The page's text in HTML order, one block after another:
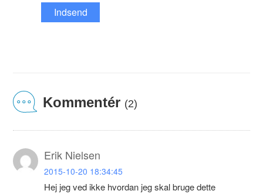
Indsend
Kommentér (2)
Erik Nielsen
2015-10-20 18:34:45
Hej jeg ved ikke hvordan jeg skal bruge dette